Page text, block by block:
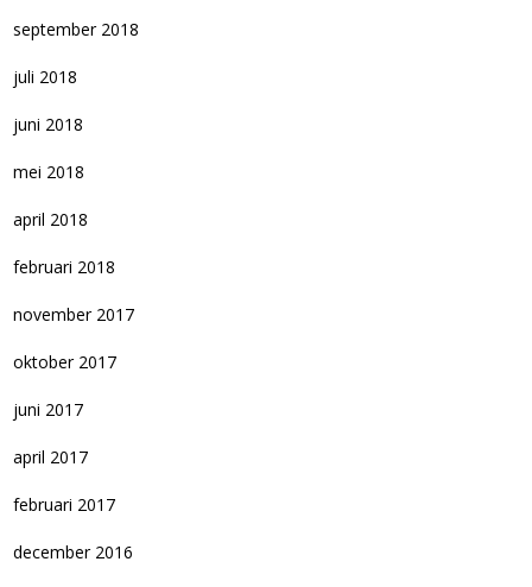
september 2018
juli 2018
juni 2018
mei 2018
april 2018
februari 2018
november 2017
oktober 2017
juni 2017
april 2017
februari 2017
december 2016